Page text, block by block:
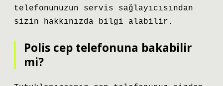
telefonunuzun servis sağlayıcısından
sizin hakkınızda bilgi alabilir.
Polis cep telefonuna bakabilir
mi?